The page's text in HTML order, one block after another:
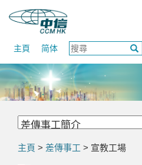
主頁 简体
主頁 > 差傳事工 > 宣教工場